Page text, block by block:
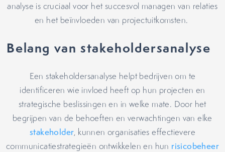
analyse is cruciaal voor het succesvol managen van relaties
en het beïnvloeden van projectuitkomsten.
Belang van stakeholdersanalyse
Een stakeholdersanalyse helpt bedrijven om te
identificeren wie invloed heeft op hun projecten en
strategische beslissingen en in welke mate. Door het
begrijpen van de behoeften en verwachtingen van elke
stakeholder, kunnen organisaties effectievere
communicatiestrategieën ontwikkelen en hun risicobeheer